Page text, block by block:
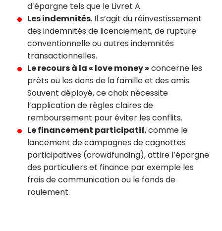
d’épargne tels que le Livret A.
Les indemnités. Il s’agit du réinvestissement
des indemnités de licenciement, de rupture
conventionnelle ou autres indemnités
transactionnelles.
Le recours à la « love money » concerne les
prêts ou les dons de la famille et des amis.
Souvent déployé, ce choix nécessite
l’application de règles claires de
remboursement pour éviter les conflits.
Le financement participatif, comme le
lancement de campagnes de cagnottes
participatives (crowdfunding), attire l’épargne
des particuliers et finance par exemple les
frais de communication ou le fonds de
roulement.